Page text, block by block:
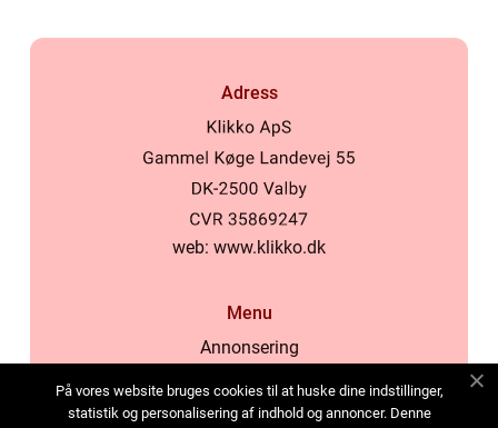
Adress
web: www.klikko.dk
Menu
Annonsering
Cookies
På vores website bruges cookies til at huske dine indstillinger,
statistik og personalisering af indhold og annoncer. Denne